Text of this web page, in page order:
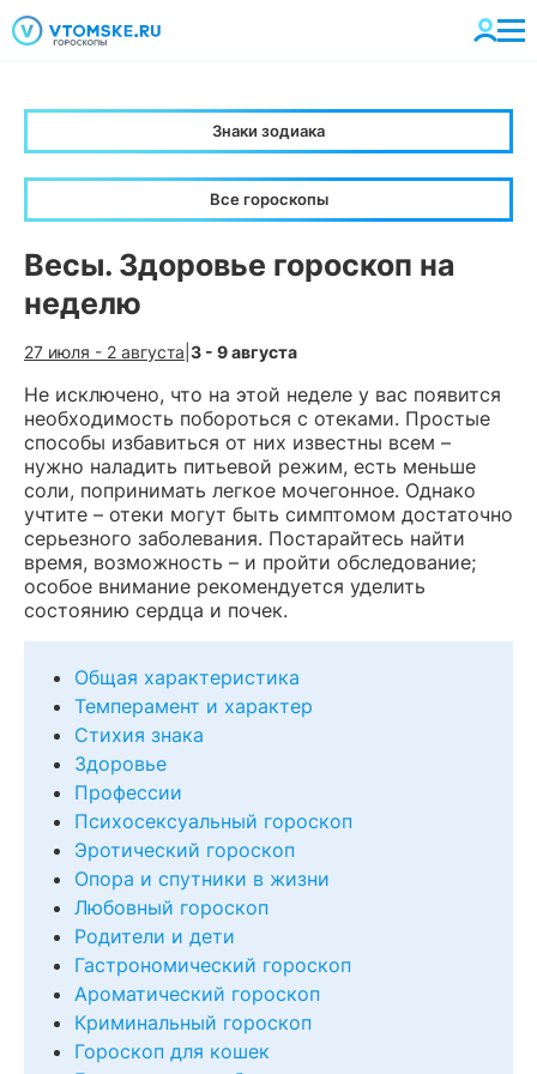
Знаки зодиака
Весы. Здоровье гороскоп на
неделю
27 июля - 2 августа 3 - 9 августа
Не исключено, что на этой неделе у вас появится
необходимость побороться с отеками. Простые
способы избавиться от них известны всем –
нужно наладить питьевой режим, есть меньше
соли, попринимать легкое мочегонное. Однако
учтите – отеки могут быть симптомом достаточно
серьезного заболевания. Постарайтесь найти
время, возможность – и пройти обследование;
особое внимание рекомендуется уделить
состоянию сердца и почек.
Общая характеристика
Темперамент и характер
Стихия знака
Здоровье
Профессии
Психосексуальный гороскоп
Эротический гороскоп
Опора и спутники в жизни
Любовный гороскоп
Родители и дети
Гастрономический гороскоп
Ароматический гороскоп
Криминальный гороскоп
Гороскоп для кошек
Все гороскопы